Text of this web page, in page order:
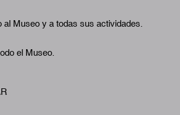
al Museo y a todas sus actividades.
el Museo.